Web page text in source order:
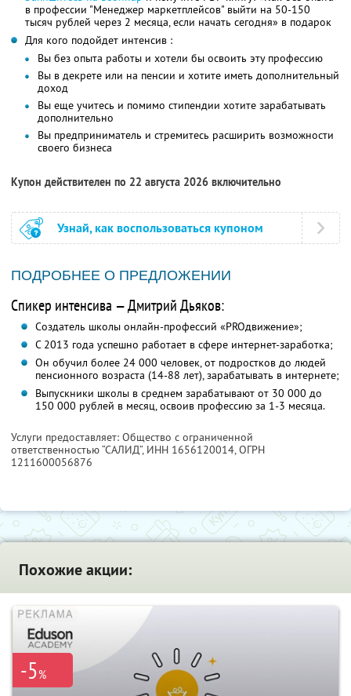
в профессии "Менеджер маркетплейсов" выйти на 50-150
тысяч рублей через 2 месяца, если начать сегодня» в подарок
Для кого подойдет интенсив :
Вы без опыта работы и хотели бы освоить эту профессию
Вы в декрете или на пенсии и хотите иметь дополнительный
доход
Вы еще учитесь и помимо стипендии хотите зарабатывать
дополнительно
Вы предприниматель и стремитесь расширить возможности
своего бизнеса
Купон действителен по 22 августа 2026 включительно
Узнай, как воспользоваться купоном
ПОДРОБНЕЕ О ПРЕДЛОЖЕНИИ
Спикер интенсива — Дмитрий Дьяков:
Создатель школы онлайн-профессий «PROдвижение»;
С 2013 года успешно работает в сфере интернет-заработка;
Он обучил более 24 000 человек, от подростков до людей
пенсионного возраста (14-88 лет), зарабатывать в интернете;
Выпускники школы в среднем зарабатывают от 30 000 до
150 000 рублей в месяц, освоив профессию за 1-3 месяца.
Услуги предоставляет: Общество с ограниченной
ответственностью “САЛИД”, ИНН 1656120014, ОГРН
1211600056876
Похожие акции:
-5%